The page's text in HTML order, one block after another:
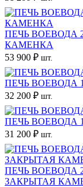
ПЕЧЬ ВОЕВОДА
КАМЕНКА
53 900 ₽ шт.
ПЕЧЬ ВОЕВОДА
32 200 ₽ шт.
ПЕЧЬ ВОЕВОДА
31 200 ₽ шт.
ПЕЧЬ ВОЕВОДА
ЗАКРЫТАЯ